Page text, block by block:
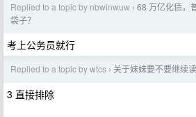
Replied to a topic by nbwinwuw › 68 万亿化债，
袋子？
考上公务员就行
Replied to a topic by wtcs › 关于妹妹要不要继续
3 直接排除